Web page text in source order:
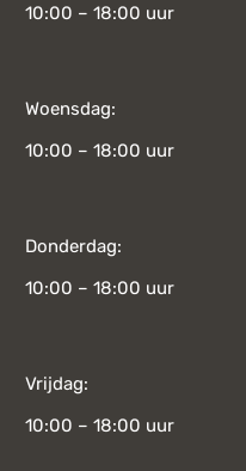
10:00 – 18:00 uur
Woensdag:
10:00 – 18:00 uur
Donderdag:
10:00 – 18:00 uur
Vrijdag:
10:00 – 18:00 uur